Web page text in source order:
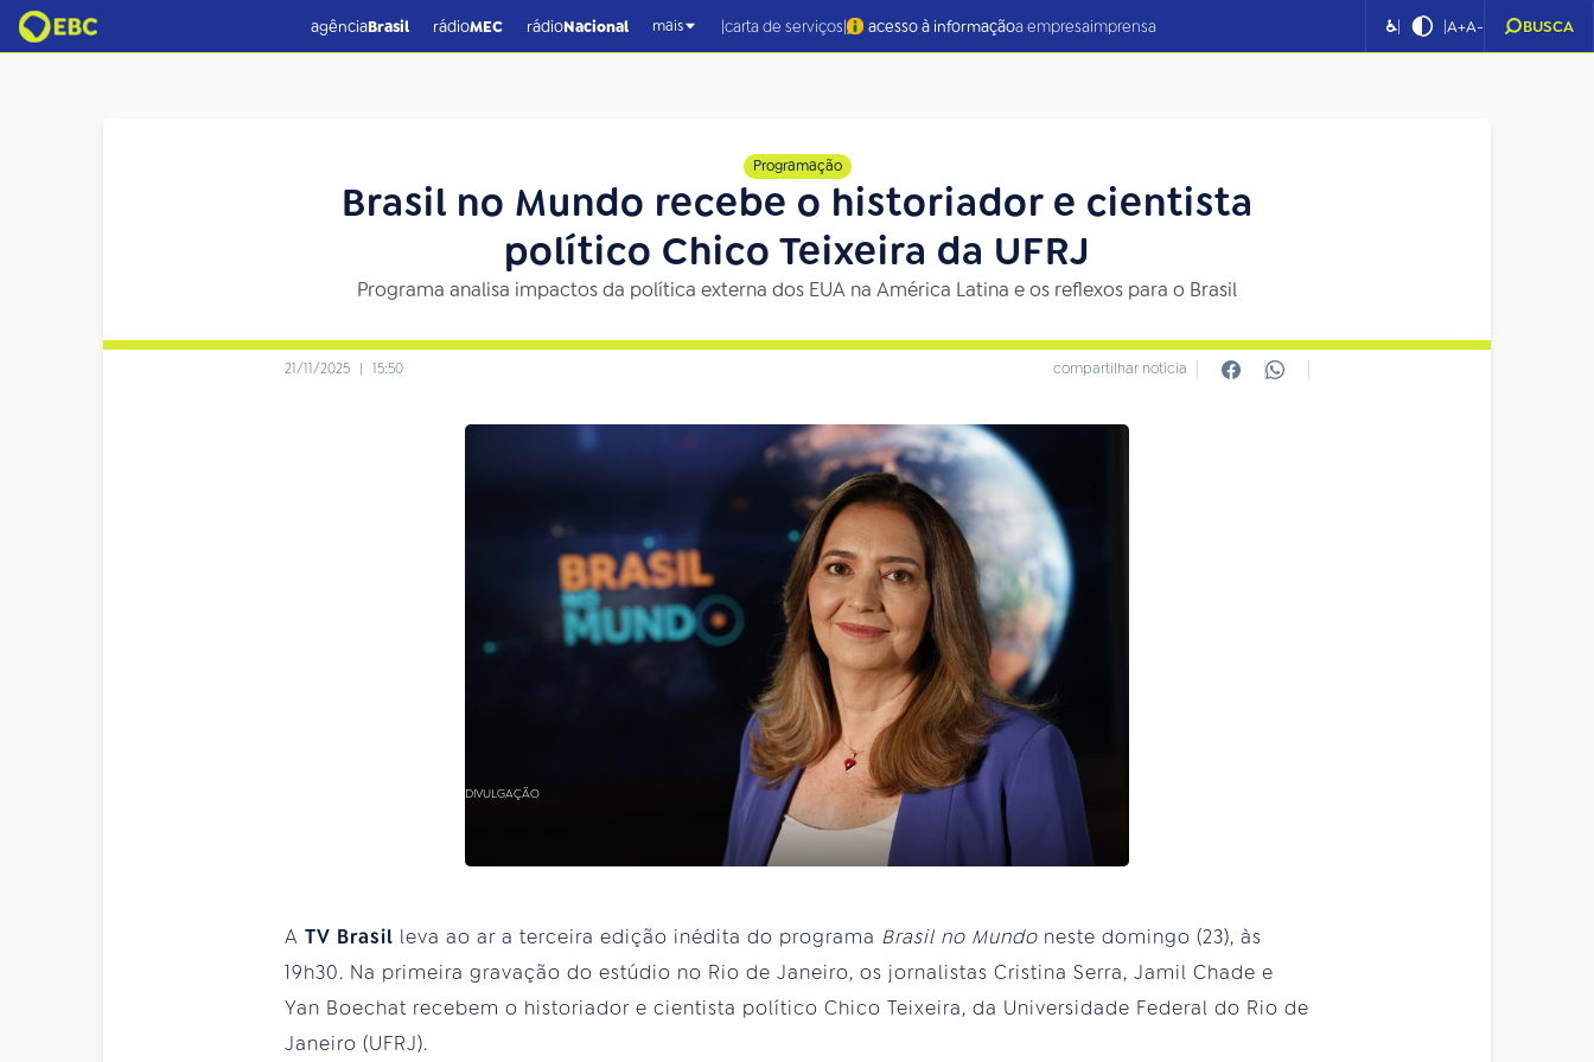
agênciaBrasil rádioMEC rádioNacional mais |carta de serviços| acesso à informaçãoa empresaimprensa ♿| |A+A- BUSCA
Programação
Brasil no Mundo recebe o historiador e cientista
político Chico Teixeira da UFRJ
Programa analisa impactos da política externa dos EUA na América Latina e os reflexos para o Brasil
21/11/2025 | 15:50 compartilhar notícia
DIVULGAÇÃO
A TV Brasil leva ao ar a terceira edição inédita do programa Brasil no Mundo neste domingo (23), às
19h30. Na primeira gravação do estúdio no Rio de Janeiro, os jornalistas Cristina Serra, Jamil Chade e
Yan Boechat recebem o historiador e cientista político Chico Teixeira, da Universidade Federal do Rio de
Janeiro (UFRJ).